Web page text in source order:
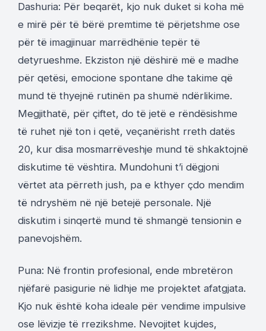
Dashuria: Për beqarët, kjo nuk duket si koha më
e mirë për të bërë premtime të përjetshme ose
për të imagjinuar marrëdhënie tepër të
detyrueshme. Ekziston një dëshirë më e madhe
për qetësi, emocione spontane dhe takime që
mund të thyejnë rutinën pa shumë ndërlikime.
Megjithatë, për çiftet, do të jetë e rëndësishme
të ruhet një ton i qetë, veçanërisht rreth datës
20, kur disa mosmarrëveshje mund të shkaktojnë
diskutime të vështira. Mundohuni t’i dëgjoni
vërtet ata përreth jush, pa e kthyer çdo mendim
të ndryshëm në një betejë personale. Një
diskutim i sinqertë mund të shmangë tensionin e
panevojshëm.
Puna: Në frontin profesional, ende mbretëron
njëfarë pasigurie në lidhje me projektet afatgjata.
Kjo nuk është koha ideale për vendime impulsive
ose lëvizje të rrezikshme. Nevojitet kujdes,